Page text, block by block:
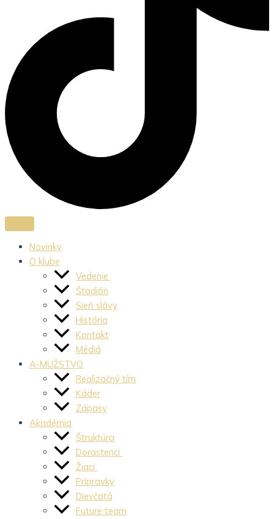
Novinky
O klube
Vedenie
Štadión
Sieň slávy
História
Kontakt
Médiá
A-MUŽSTVO
Realizačný tím
Káder
Zápasy
Akadémia
Štruktúra
Dorastenci
Žiaci
Prípravky
Dievčatá
Future team